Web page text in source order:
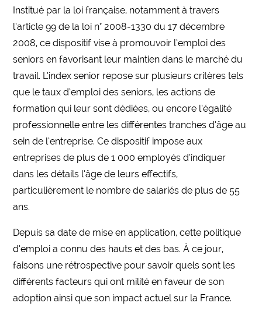
Institué par la loi française, notamment à travers
l’article 99 de la loi n° 2008-1330 du 17 décembre
2008, ce dispositif vise à promouvoir l’emploi des
seniors en favorisant leur maintien dans le marché du
travail. L’index senior repose sur plusieurs critères tels
que le taux d’emploi des seniors, les actions de
formation qui leur sont dédiées, ou encore l’égalité
professionnelle entre les différentes tranches d’âge au
sein de l’entreprise. Ce dispositif impose aux
entreprises de plus de 1 000 employés d’indiquer
dans les détails l’âge de leurs effectifs,
particulièrement le nombre de salariés de plus de 55
ans.
Depuis sa date de mise en application, cette politique
d’emploi a connu des hauts et des bas. À ce jour,
faisons une rétrospective pour savoir quels sont les
différents facteurs qui ont milité en faveur de son
adoption ainsi que son impact actuel sur la France.